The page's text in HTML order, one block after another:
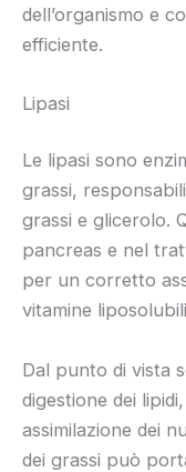
dell’organismo e
efficiente.
Lipasi
Le lipasi sono
grassi,
grassi e glicerolo.
pancreas e nel
per un corretto
vitamine
Dal punto di vista
digestione dei
assimilazione dei
dei grassi può